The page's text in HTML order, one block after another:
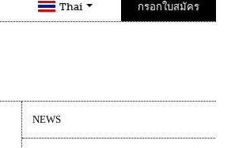
Thai กรอกใบสมัคร
NEWS